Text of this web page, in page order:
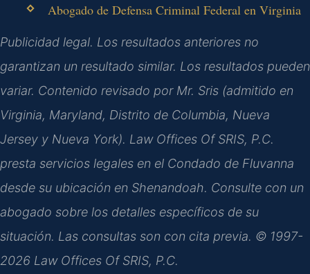
Abogado de Defensa Criminal Federal en Virginia
Publicidad legal. Los resultados anteriores no
garantizan un resultado similar. Los resultados pueden
variar. Contenido revisado por Mr. Sris (admitido en
Virginia, Maryland, Distrito de Columbia, Nueva
Jersey y Nueva York). Law Offices Of SRIS, P.C.
presta servicios legales en el Condado de Fluvanna
desde su ubicación en Shenandoah. Consulte con un
abogado sobre los detalles específicos de su
situación. Las consultas son con cita previa. © 1997-
2026 Law Offices Of SRIS, P.C.